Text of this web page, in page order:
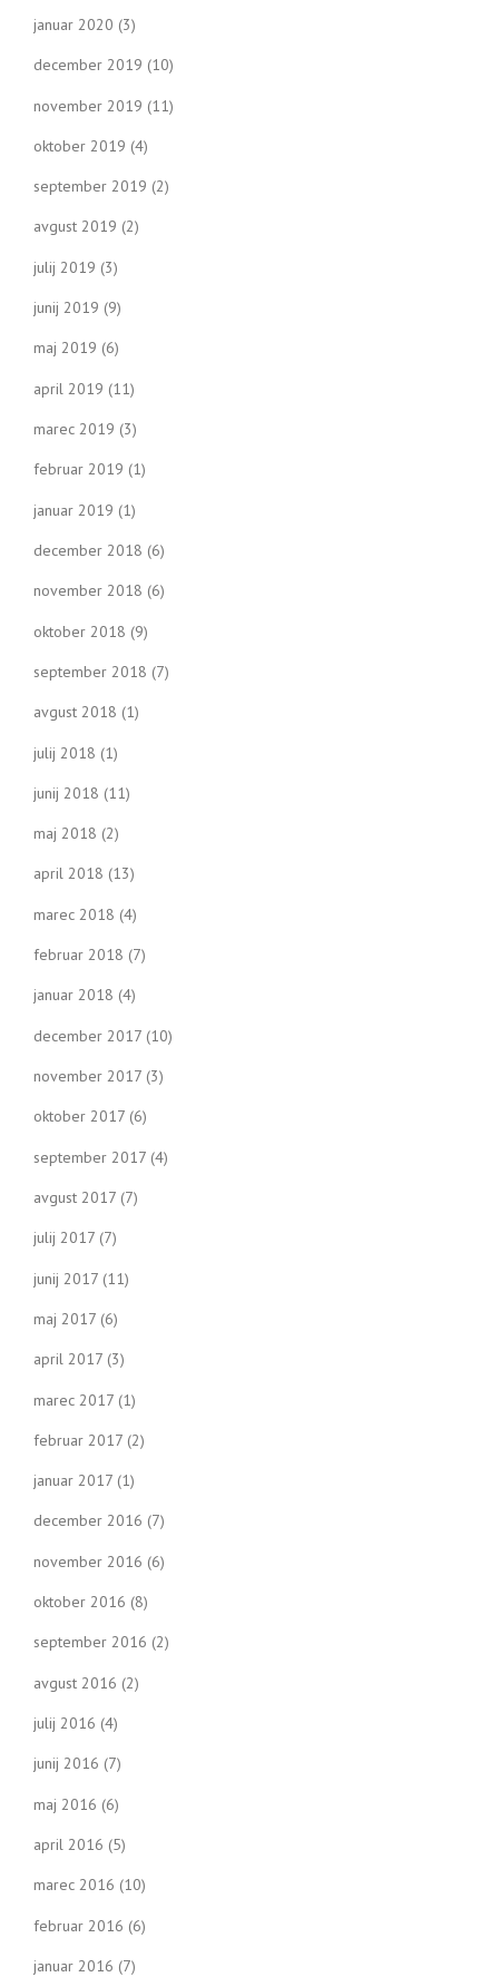
januar 2020 (3)
december 2019 (10)
november 2019 (11)
oktober 2019 (4)
september 2019 (2)
avgust 2019 (2)
julij 2019 (3)
junij 2019 (9)
maj 2019 (6)
april 2019 (11)
marec 2019 (3)
februar 2019 (1)
januar 2019 (1)
december 2018 (6)
november 2018 (6)
oktober 2018 (9)
september 2018 (7)
avgust 2018 (1)
julij 2018 (1)
junij 2018 (11)
maj 2018 (2)
april 2018 (13)
marec 2018 (4)
februar 2018 (7)
januar 2018 (4)
december 2017 (10)
november 2017 (3)
oktober 2017 (6)
september 2017 (4)
avgust 2017 (7)
julij 2017 (7)
junij 2017 (11)
maj 2017 (6)
april 2017 (3)
marec 2017 (1)
februar 2017 (2)
januar 2017 (1)
december 2016 (7)
november 2016 (6)
oktober 2016 (8)
september 2016 (2)
avgust 2016 (2)
julij 2016 (4)
junij 2016 (7)
maj 2016 (6)
april 2016 (5)
marec 2016 (10)
februar 2016 (6)
januar 2016 (7)